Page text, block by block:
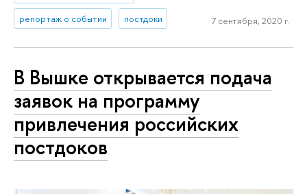
репортаж о событии постдоки 7 сентября, 2020 г.
В Вышке открывается подача
заявок на программу
привлечения российских
постдоков